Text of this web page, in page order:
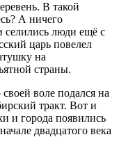
В такой
А ничего
селились люди ещё с
царь повелел
на
страны.
воле подался на
тракт. Вот и
и города появились
двадцатого века